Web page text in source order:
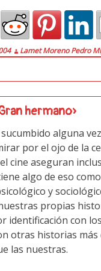
Lamet Moreno Pedro
hermano»
alguna
por el ojo de la
cine aseguran
algo de eso como
y
propias
identificación con los
otras historias más
las nuestras.